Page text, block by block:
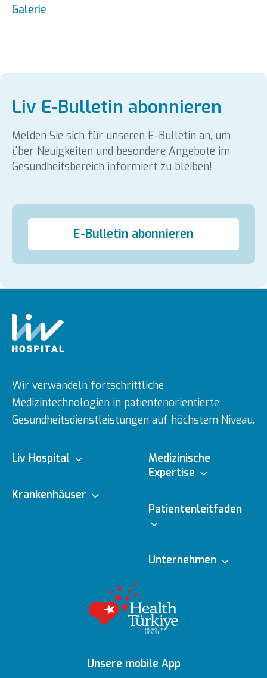
Galerie
Liv E-Bulletin abonnieren
Melden Sie sich für unseren E-Bulletin an, um
über Neuigkeiten und besondere Angebote im
Gesundheitsbereich informiert zu bleiben!
E-Bulletin abonnieren
Wir verwandeln fortschrittliche
Medizintechnologien in patientenorientierte
Gesundheitsdienstleistungen auf höchstem Niveau.
Liv Hospital
Über uns
Krankenhäuser
Medizinische
Expertise
Ärzte
Gesundheitsratgeber
Technologien
Patientenleitfaden
Online-Termin
wichtig
Unternehmen
Richtlinien
Unsere mobile App